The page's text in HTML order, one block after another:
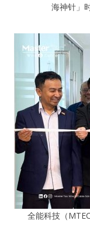
海神针」
全能科技（